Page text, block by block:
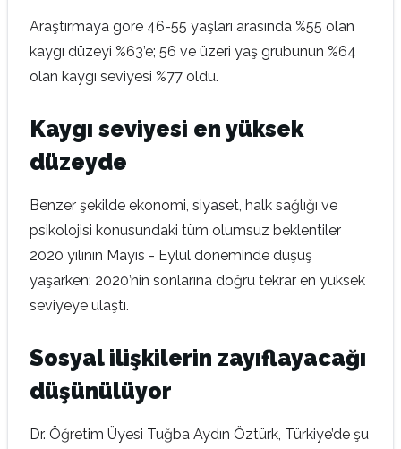
Araştırmaya göre 46-55 yaşları arasında %55 olan
kaygı düzeyi %63’e; 56 ve üzeri yaş grubunun %64
olan kaygı seviyesi %77 oldu.
Kaygı seviyesi en yüksek
düzeyde
Benzer şekilde ekonomi, siyaset, halk sağlığı ve
psikolojisi konusundaki tüm olumsuz beklentiler
2020 yılının Mayıs - Eylül döneminde düşüş
yaşarken; 2020’nin sonlarına doğru tekrar en yüksek
seviyeye ulaştı.
Sosyal ilişkilerin zayıflayacağı
düşünülüyor
Dr. Öğretim Üyesi Tuğba Aydın Öztürk, Türkiye’de şu